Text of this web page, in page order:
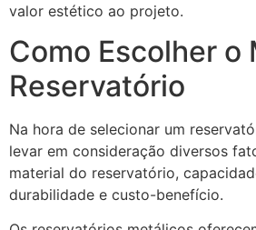
valor estético ao projeto.
Como Escolher o
Reservatório
Na hora de selecionar um
levar em consideração diversos
material do reservatório,
durabilidade e custo-benefício.